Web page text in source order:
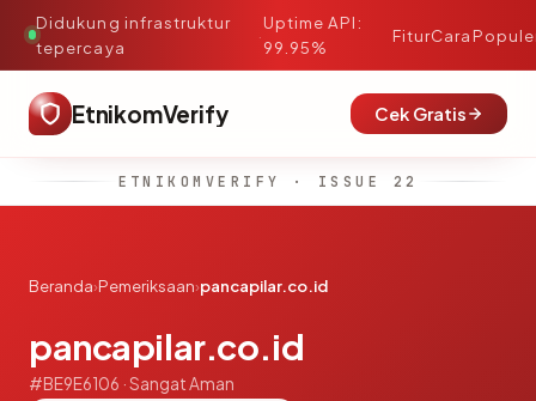
Didukung infrastruktur
tepercaya
·
Uptime API:
99.95%
FiturCara
EtnikomVerify Cek Gratis
ETNIKOMVERIFY · ISSUE 22
Beranda›Pemeriksaan›pancapilar.co.id
pancapilar.co.id
#BE9E6106 · Sangat Aman